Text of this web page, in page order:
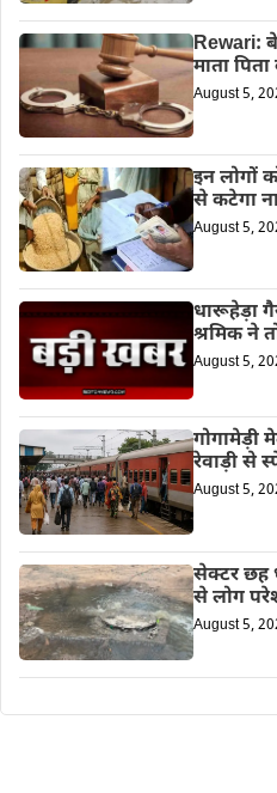
Rewari:
माता
August 5,
इन लोगों
से कटेगा
August 5,
धारूहेड़ा
श्रमिक ने
August 5,
गोगामेड़ी
रेवाड़ी से
August 5,
सेक्टर छह
से लोग
August 5,